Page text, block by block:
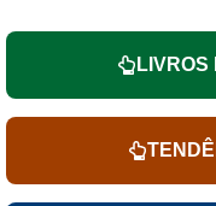
LIVROS